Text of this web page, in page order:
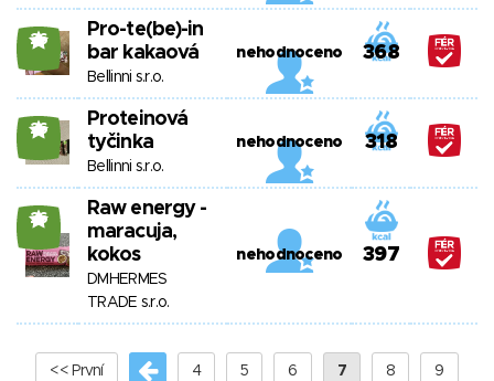
26
Pro-te(be)-in
bar kakaová
Bellinni s.r.o.
nehodnoceno 368
26
Proteinová
tyčinka
Bellinni s.r.o.
nehodnoceno 318
26
Raw energy -
maracuja,
kokos
DMHERMES
TRADE s.r.o.
nehodnoceno 397
<< První 4 5 6 7 8 9